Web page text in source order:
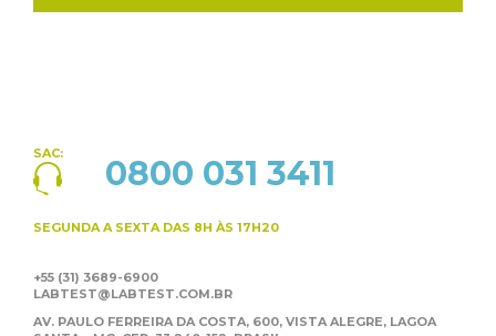
SAC: 0800 031 3411
SEGUNDA A SEXTA DAS 8H ÀS 17H20
+55 (31) 3689-6900
LABTEST@LABTEST.COM.BR
AV. PAULO FERREIRA DA COSTA, 600, VISTA ALEGRE, LAGOA